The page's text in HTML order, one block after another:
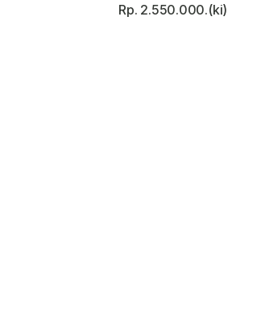
Rp. 2.550.000.(ki)